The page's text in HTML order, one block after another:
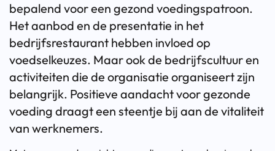
bepalend voor een gezond voedingspatroon.
Het aanbod en de presentatie in het
bedrijfsrestaurant hebben invloed op
voedselkeuzes. Maar ook de bedrijfscultuur en
activiteiten die de organisatie organiseert zijn
belangrijk. Positieve aandacht voor gezonde
voeding draagt een steentje bij aan de vitaliteit
van werknemers.